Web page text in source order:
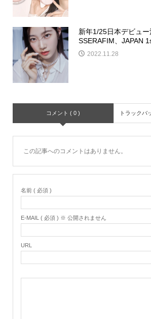
新年1/25日本デビュ
SSERAFIM、JAPAN
2022.11.28
コメント ( 0 ) トラックバ
この記事へのコメントはありません。
名前 ( 必須 )
E-MAIL ( 必須 ) ※ 公開されません
URL